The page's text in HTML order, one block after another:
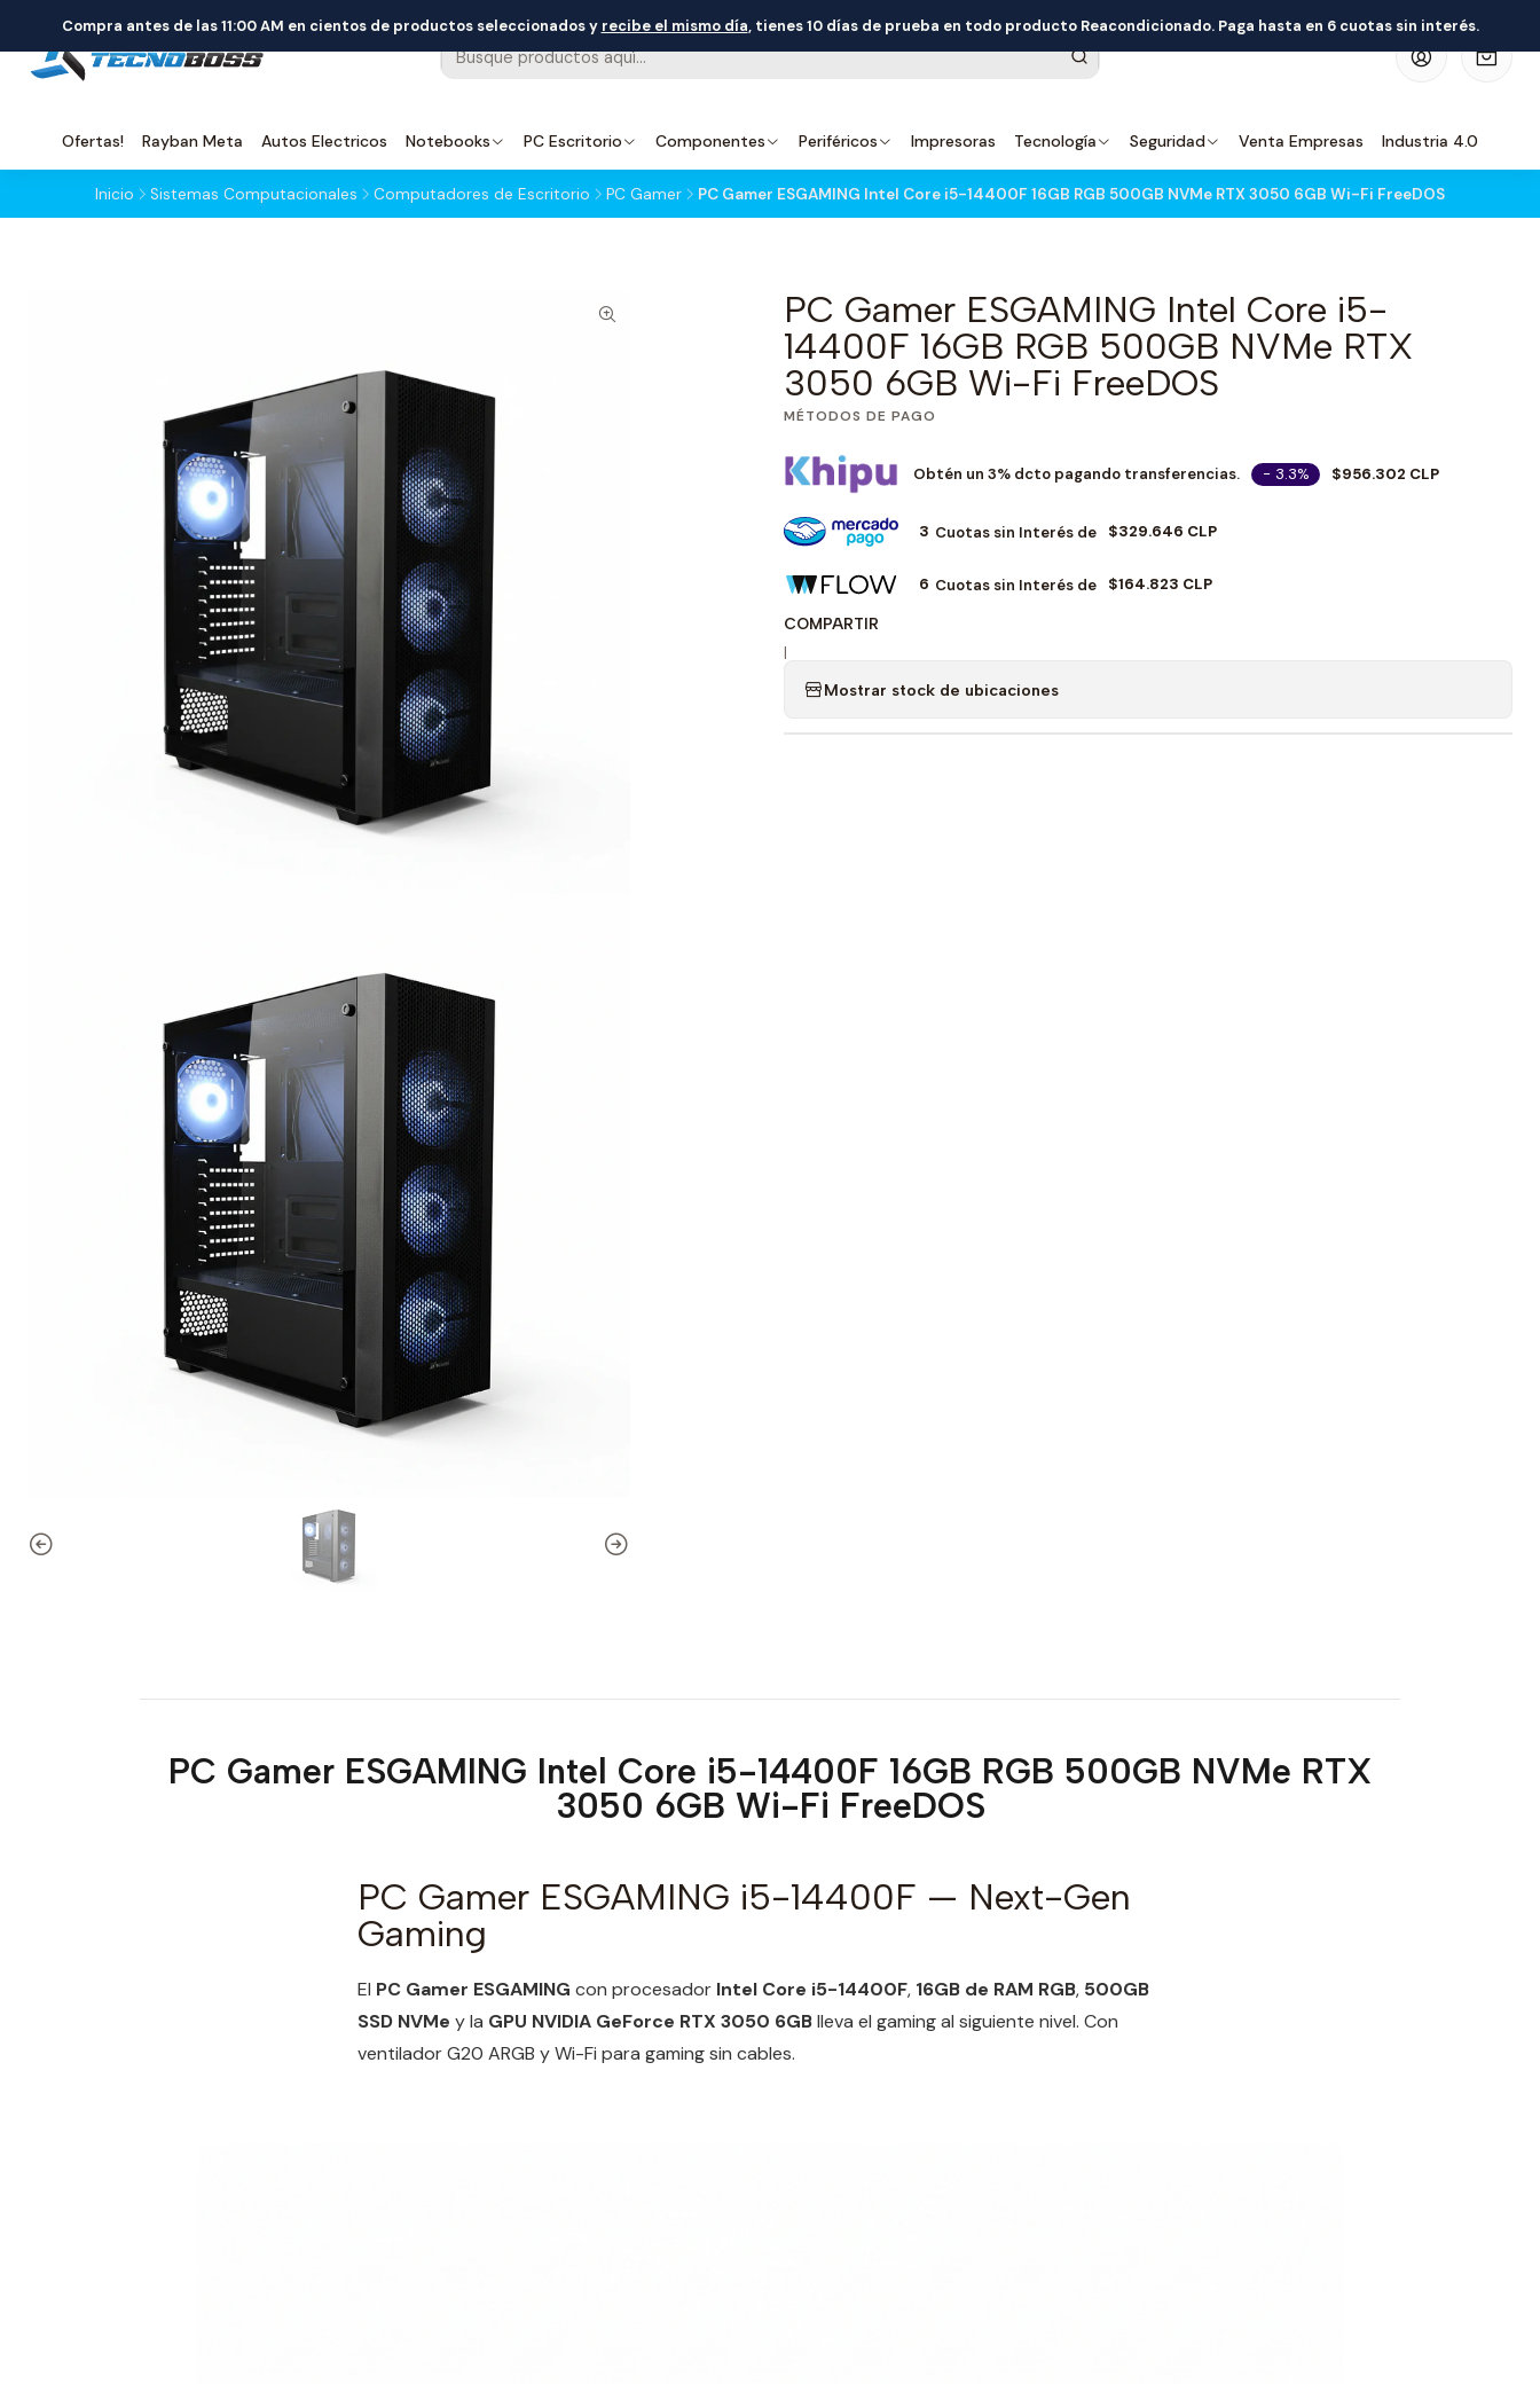
Ofertas! Rayban Meta Autos Electricos Notebooks PC Escritorio Componentes Periféricos Impresoras Tecnología Seguridad Venta Empresas Industria 4.0
Compra antes de las 11:00 AM en cientos de productos seleccionados y recibe el mismo día, tienes 10 días de prueba en todo producto Reacondicionado. Paga hasta en 6 cuotas sin interés.
Inicio Sistemas Computacionales Computadores de Escritorio PC Gamer PC Gamer ESGAMING Intel Core i5-14400F 16GB RGB 500GB NVMe RTX 3050 6GB Wi-Fi FreeDOS
PC Gamer ESGAMING Intel Core i5-
14400F 16GB RGB 500GB NVMe RTX
3050 6GB Wi-Fi FreeDOS
MÉTODOS DE PAGO
Obtén un 3% dcto pagando transferencias. - 3.3% $956.302 CLP
3 Cuotas sin Interés de $329.646 CLP
6 Cuotas sin Interés de $164.823 CLP
COMPARTIR
|
Mostrar stock de ubicaciones
PC Gamer ESGAMING Intel Core i5-14400F 16GB RGB 500GB NVMe RTX
3050 6GB Wi-Fi FreeDOS
PC Gamer ESGAMING i5-14400F — Next-Gen
Gaming
El PC Gamer ESGAMING con procesador Intel Core i5-14400F, 16GB de RAM RGB, 500GB
SSD NVMe y la GPU NVIDIA GeForce RTX 3050 6GBlleva el gaming al siguiente nivel. Con
ventilador G20 ARGB y Wi-Fi para gaming sin cables.